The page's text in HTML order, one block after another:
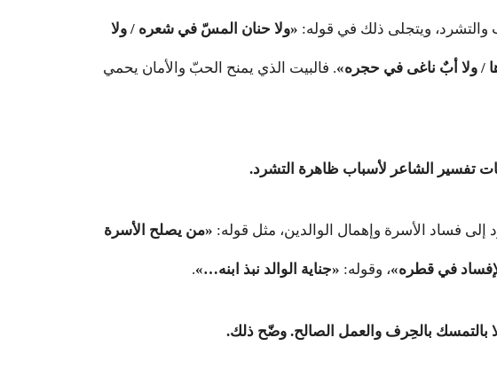
والتشرد، ويتجلى ذلك في قوله: «ولا حنان المسّ في شعره / ولا
/ ولا أبٌ ناغى في حجره». فالبيت الذي يمنح الحبّ والأمان يحمي
إلى فساد الأسرة وإهمال الوالدين، مثل قوله: «من يصلح الأسرة
في قطره»، وقوله: «جناية الوالد نبذ ابنه…».